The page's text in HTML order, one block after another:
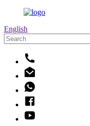
English